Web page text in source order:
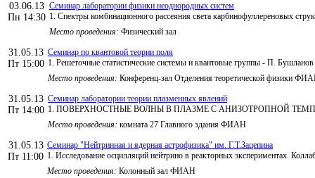
03.06.13
Пн 14:30
Семинар лаборатории физики неоднородных систем
1. Спектры комбинационного рассеяния света карбинофуллереновых
Место проведения: Физический зал
31.05.13
Пт 15:00
Семинар по квантовой теории поля
1. Решеточные статистические системы и квантовые группы - П.
Место проведения: Конференц-зал Отделения теоретической физики
31.05.13
Пт 14:00
Семинар лаборатории теории плазменных явлений
1. ПОВЕРХНОСТНЫЕ ВОЛНЫ В ПЛАЗМЕ С АНИЗОТРОПНОЙ
Место проведения: комната 27 Главного здания ФИАН
31.05.13
Пт 11:00
Семинар "Нейтринная и ядерная астрофизика" им. Г.Т.Зацепина
1. Исследование осцилляций нейтрино в реакторных экспериментах.
Место проведения: Колонный зал ФИАН